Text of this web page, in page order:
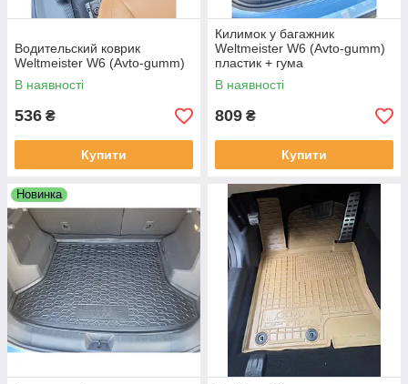
Водительский коврик
Weltmeister W6 (Avto-gumm)
В наявності
536 ₴
Купити
Килимок у багажник
Weltmeister W6 (Avto-gumm)
пластик + гума
В наявності
809 ₴
Купити
Новинка